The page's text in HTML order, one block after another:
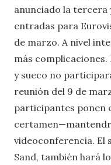
anunciado la tercera
entradas para
de marzo. A nivel
más
y sueco no
reunión del 9 de
participantes ponen
videoconferencia. El
Sand, también hará